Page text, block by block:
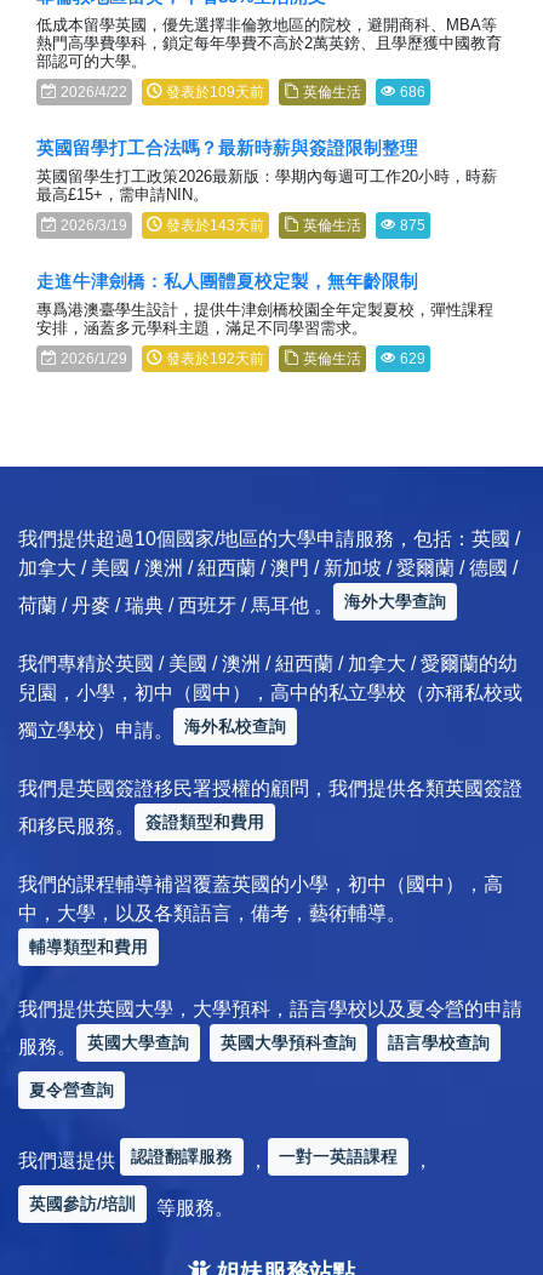
低成本留學英國，優先選擇非倫敦地區的院校，避開商科、MBA等
熱門高學費學科，鎖定每年學費不高於2萬英鎊、且學歷獲中國教育
部認可的大學。
2026/4/22 發表於109天前 英倫生活 686
英國留學打工合法嗎？最新時薪與簽證限制整理
英國留學生打工政策2026最新版：學期內每週可工作20小時，時薪
最高£15+，需申請NIN。
2026/3/19 發表於143天前 英倫生活 875
走進牛津劍橋：私人團體夏校定製，無年齡限制
專爲港澳臺學生設計，提供牛津劍橋校園全年定製夏校，彈性課程
安排，涵蓋多元學科主題，滿足不同學習需求。
2026/1/29 發表於192天前 英倫生活 629
我們提供超過10個國家/地區的大學申請服務，包括：英國 /
加拿大 / 美國 / 澳洲 / 紐西蘭 / 澳門 / 新加坡 / 愛爾蘭 / 德國 /
荷蘭 / 丹麥 / 瑞典 / 西班牙 / 馬耳他 。
海外大學查詢
我們專精於英國 / 美國 / 澳洲 / 紐西蘭 / 加拿大 / 愛爾蘭的幼
兒園，小學，初中（國中），高中的私立學校（亦稱私校或
獨立學校）申請。
海外私校查詢
我們是英國簽證移民署授權的顧問，我們提供各類英國簽證
和移民服務。
簽證類型和費用
我們的課程輔導補習覆蓋英國的小學，初中（國中），高
中，大學，以及各類語言，備考，藝術輔導。
輔導類型和費用
我們提供英國大學，大學預科，語言學校以及夏令營的申請
服務。
英國大學查詢 英國大學預科查詢 語言學校查詢
夏令營查詢
我們還提供 認證翻譯服務 ， 一對一英語課程 ，
英國參訪/培訓 等服務。